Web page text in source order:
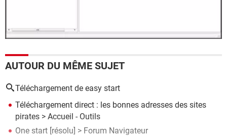
AUTOUR DU MÊME SUJET
Téléchargement de easy start
Téléchargement direct : les bonnes adresses des sites
pirates > Accueil - Outils
One start [résolu] > Forum Navigateur